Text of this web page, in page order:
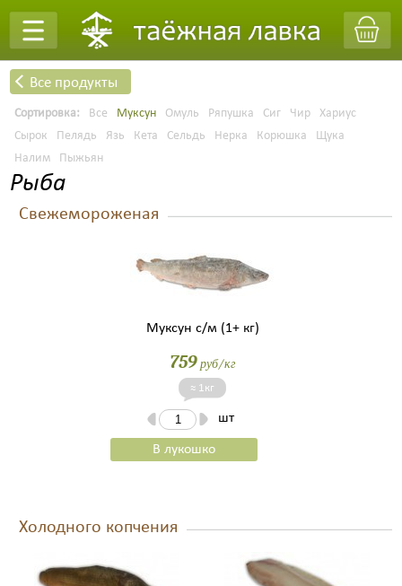
Все продукты
Сортировка: Все Муксун Омуль Ряпушка Сиг Чир
Хариус
Сырок
Пелядь Язь Кета Сельдь Нерка Корюшка
Щука
Налим
Пыжьян
Рыба
Свежемороженая
Муксун с/м (1+ кг)
759руб/кг
≈ 1кг
шт
В лукошко
Холодного копчения